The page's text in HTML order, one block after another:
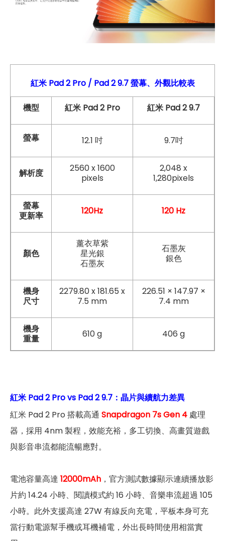
紅米 Pad 2Pro/ Pad 2 9.7螢幕、外觀比較表
機型 紅米 Pad 2 Pro 紅米 Pad 2 9.7
螢幕 12.1 吋 9.7吋
解析度
2560 x 1600
pixels
2,048 x
1,280pixels
螢幕
更新率
120Hz 120 Hz
顏色
薰衣草紫
星光銀
石墨灰
石墨灰
銀色
機身
尺寸
2279.80 x 181.65 x
7.5 mm
226.51 × 147.97 ×
7.4 mm
機身
重量
610 g 406 g
紅米 Pad 2 Pro vs Pad 2 9.7：晶片與續航力差異
紅米 Pad 2 Pro 搭載高通 Snapdragon 7s Gen 4處理
器，採用 4nm 製程，效能充裕，多工切換、高畫質遊戲
與影音串流都能流暢應對。
電池容量高達 12000mAh ，官方測試數據顯示連續播放影
片約 14.24 小時、閱讀模式約 16 小時、音樂串流超過 105
小時。此外支援高達 27W 有線反向充電，平板本身可充
當行動電源幫手機或耳機補電，外出長時間使用相當實